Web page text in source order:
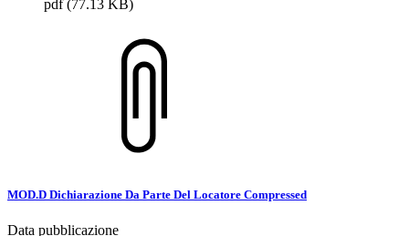
pdf(77.13 KB)
MOD.D Dichiarazione Da Parte Del Locatore Compressed
Data pubblicazione